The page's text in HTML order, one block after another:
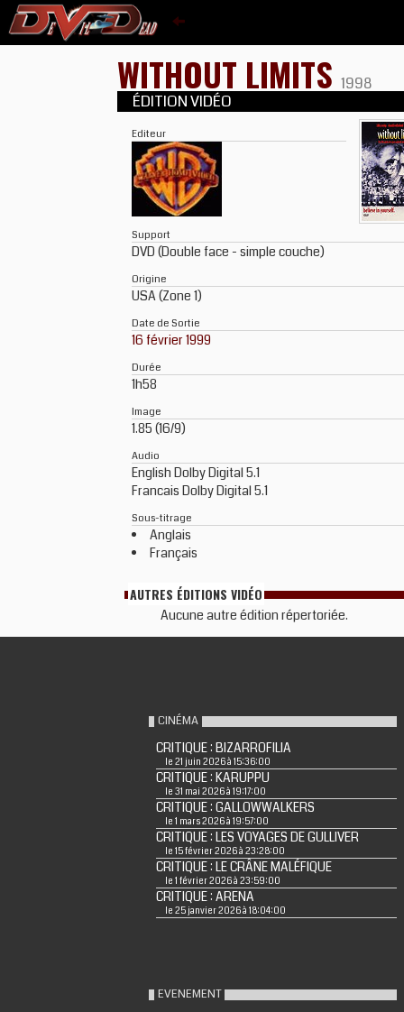
WITHOUT LIMITS 1998
ÉDITION VIDÉO
Editeur
Support
DVD (Double face - simple couche)
Origine
USA (Zone 1)
Date de Sortie
16 février 1999
Durée
1h58
Image
1.85 (16/9)
Audio
English Dolby Digital 5.1
Francais Dolby Digital 5.1
Sous-titrage
Anglais
Français
AUTRES ÉDITIONS VIDÉO
Aucune autre édition répertoriée.
CINÉMA
CRITIQUE : BIZARROFILIA
le 21 juin 2026 à 15:36:00
CRITIQUE : KARUPPU
le 31 mai 2026 à 19:17:00
CRITIQUE : GALLOWWALKERS
le 1 mars 2026 à 19:57:00
CRITIQUE : LES VOYAGES DE GULLIVER
le 15 février 2026 à 23:28:00
CRITIQUE : LE CRÂNE MALÉFIQUE
le 1 février 2026 à 23:59:00
CRITIQUE : ARENA
le 25 janvier 2026 à 18:04:00
EVENEMENT